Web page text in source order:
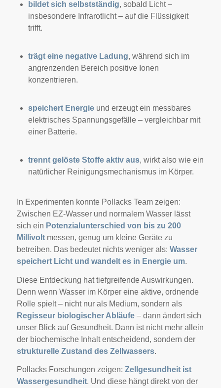
bildet sich selbstständig, sobald Licht –
insbesondere Infrarotlicht – auf die Flüssigkeit
trifft.
trägt eine negative Ladung, während sich im
angrenzenden Bereich positive Ionen
konzentrieren.
speichert Energieund erzeugt ein messbares
elektrisches Spannungsgefälle – vergleichbar mit
einer Batterie.
trennt gelöste Stoffe aktiv aus, wirkt also wie ein
natürlicher Reinigungsmechanismus im Körper.
In Experimenten konnte Pollacks Team zeigen:
Zwischen EZ-Wasser und normalem Wasser lässt
sich ein Potenzialunterschied von bis zu 200
Millivoltmessen, genug um kleine Geräte zu
betreiben. Das bedeutet nichts weniger als: Wasser
speichert Licht und wandelt es in Energie um.
Diese Entdeckung hat tiefgreifende Auswirkungen.
Denn wenn Wasser im Körper eine aktive, ordnende
Rolle spielt – nicht nur als Medium, sondern als
Regisseur biologischer Abläufe– dann ändert sich
unser Blick auf Gesundheit. Dann ist nicht mehr allein
der biochemische Inhalt entscheidend, sondern der
strukturelle Zustand des Zellwassers.
Pollacks Forschungen zeigen: Zellgesundheit ist
Wassergesundheit. Und diese hängt direkt von der